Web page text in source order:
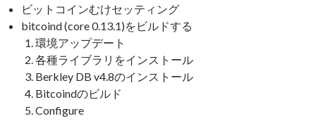
ビットコインむけセッティング
bitcoind (core 0.13.1)をビルドする
環境アップデート
各種ライブラリをインストール
Berkley DB v4.8のインストール
Bitcoindのビルド
Configure